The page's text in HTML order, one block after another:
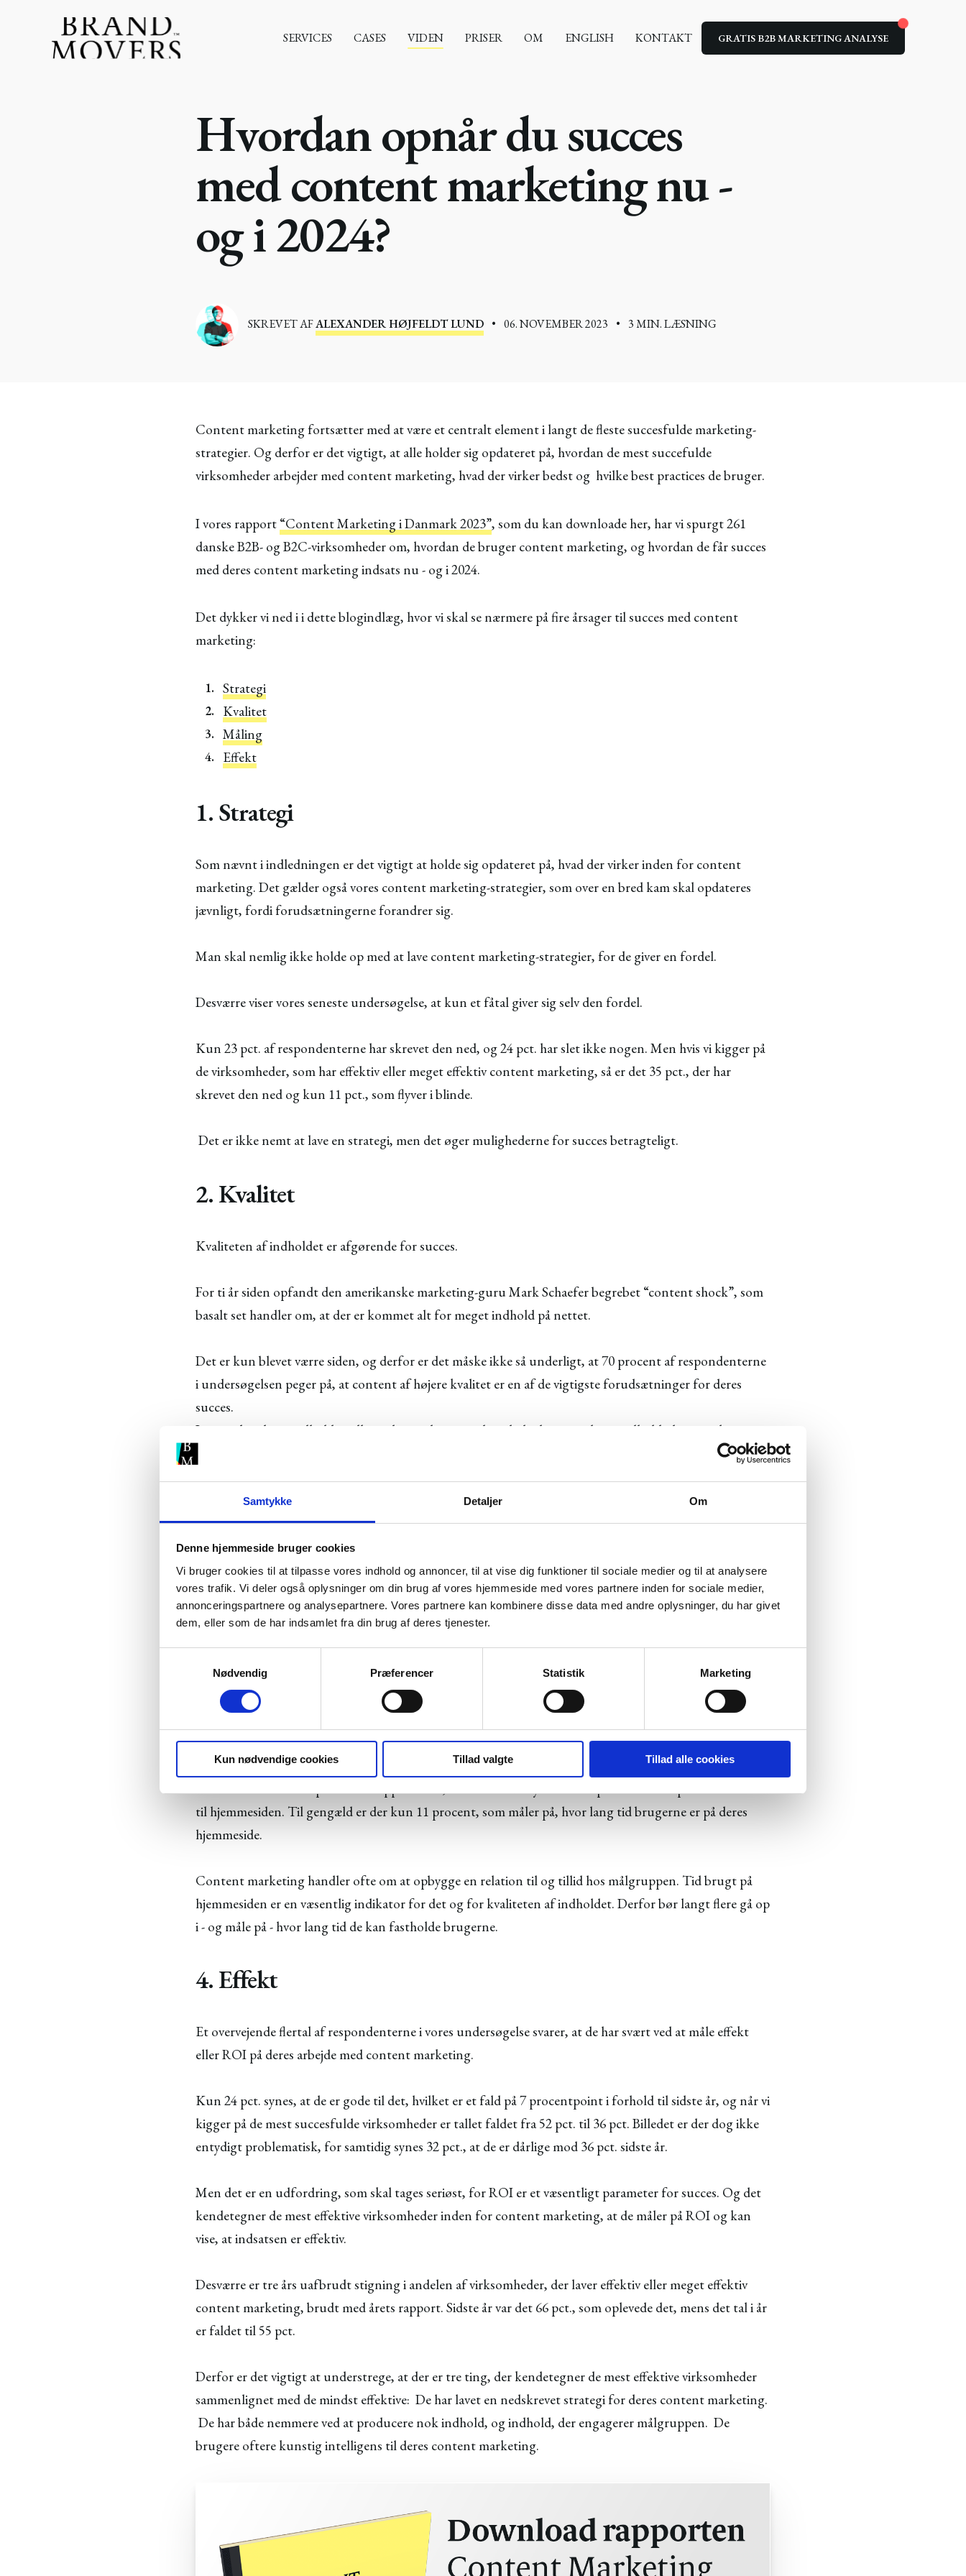
Samtykke Detaljer Om
Denne hjemmeside bruger cookies
Vi bruger cookies til at tilpasse vores indhold og annoncer, til at vise dig funktioner til sociale medier og til at analysere
vores trafik. Vi deler også oplysninger om din brug af vores hjemmeside med vores partnere inden for sociale medier,
annonceringspartnere og analysepartnere. Vores partnere kan kombinere disse data med andre oplysninger, du har givet
dem, eller som de har indsamlet fra din brug af deres tjenester.
v
Nødvendig Præferencer Statistik Marketing
Kun nødvendige cookies Tillad valgte Tillad alle cookies
SERVICES CASES VIDEN PRISER OM ENGLISH KONTAKT GRATIS B2B MARKETING ANALYSE
Hvordan opnår du succes
med content marketing nu -
og i 2024?
SKREVET AFALEXANDER HØJFELDT LUND • 06. NOVEMBER 2023 • 3 MIN. LÆSNING
Content marketing fortsætter med at være et centralt element i langt de fleste succesfulde marketing-
strategier. Og derfor er det vigtigt, at alle holder sig opdateret på, hvordan de mest succefulde
virksomheder arbejder med content marketing, hvad der virker bedst og hvilke best practices de bruger.
I vores rapport “Content Marketing i Danmark 2023”, som du kan downloade her, har vi spurgt 261
danske B2B- og B2C-virksomheder om, hvordan de bruger content marketing, og hvordan de får succes
med deres content marketing indsats nu - og i 2024.
Det dykker vi ned i i dette blogindlæg, hvor vi skal se nærmere på fire årsager til succes med content
marketing:
Strategi
Kvalitet
Måling
Effekt
1. Strategi
Som nævnt i indledningen er det vigtigt at holde sig opdateret på, hvad der virker inden for content
marketing. Det gælder også vores content marketing-strategier, som over en bred kam skal opdateres
jævnligt, fordi forudsætningerne forandrer sig.
Man skal nemlig ikke holde op med at lave content marketing-strategier, for de giver en fordel.
Desværre viser vores seneste undersøgelse, at kun et fåtal giver sig selv den fordel.
Kun 23 pct. af respondenterne har skrevet den ned, og 24 pct. har slet ikke nogen. Men hvis vi kigger på
de virksomheder, som har effektiv eller meget effektiv content marketing, så er det 35 pct., der har
skrevet den ned og kun 11 pct., som flyver i blinde.
Det er ikke nemt at lave en strategi, men det øger mulighederne for succes betragteligt.
2. Kvalitet
Kvaliteten af indholdet er afgørende for succes.
For ti år siden opfandt den amerikanske marketing-guru Mark Schaefer begrebet “content shock”, som
basalt set handler om, at der er kommet alt for meget indhold på nettet.
Det er kun blevet værre siden, og derfor er det måske ikke så underligt, at 70 procent af respondenterne
i undersøgelsen peger på, at content af højere kvalitet er en af de vigtigste forudsætninger for deres
succes.
I en verden, hvor indhold er alle steder, er det en nødvendighed, at man laver indhold, der giver læseren
3. Måling
Det er alt andet lige nemmere at få en støre andel af budgetterne, hvis man er i stand til at mål, hvordan
ens arbejde performer.
Men ifølge vores rapport måler virksomhederne ikke altid på det, som de gerne vil opnå. For eksempel
ved vi fra andre undersøgelser, at brand awareness er et af de absolut vigtigste mål, men undersøgelsen
viser, at det kun er 18 procent, der måler på det.
arbejder på øge brand awareness. De ved simpelthen ikke, om indsatsen virker.
til hjemmesiden. Til gengæld er der kun 11 procent, som måler på, hvor lang tid brugerne er på deres
hjemmeside.
Content marketing handler ofte om at opbygge en relation til og tillid hos målgruppen. Tid brugt på
hjemmesiden er en væsentlig indikator for det og for kvaliteten af indholdet. Derfor bør langt flere gå op
i - og måle på - hvor lang tid de kan fastholde brugerne.
4. Effekt
Et overvejende flertal af respondenterne i vores undersøgelse svarer, at de har svært ved at måle effekt
eller ROI på deres arbejde med content marketing.
Kun 24 pct. synes, at de er gode til det, hvilket er et fald på 7 procentpoint i forhold til sidste år, og når vi
kigger på de mest succesfulde virksomheder er tallet faldet fra 52 pct. til 36 pct. Billedet er der dog ikke
entydigt problematisk, for samtidig synes 32 pct., at de er dårlige mod 36 pct. sidste år.
Men det er en udfordring, som skal tages seriøst, for ROI er et væsentligt parameter for succes. Og det
kendetegner de mest effektive virksomheder inden for content marketing, at de måler på ROI og kan
vise, at indsatsen er effektiv.
Desværre er tre års uafbrudt stigning i andelen af virksomheder, der laver effektiv eller meget effektiv
content marketing, brudt med årets rapport. Sidste år var det 66 pct., som oplevede det, mens det tal i år
er faldet til 55 pct.
Derfor er det vigtigt at understrege, at der er tre ting, der kendetegner de mest effektive virksomheder
sammenlignet med de mindst effektive: De har lavet en nedskrevet strategi for deres content marketing.
De har både nemmere ved at producere nok indhold, og indhold, der engagerer målgruppen. De
brugere oftere kunstig intelligens til deres content marketing.